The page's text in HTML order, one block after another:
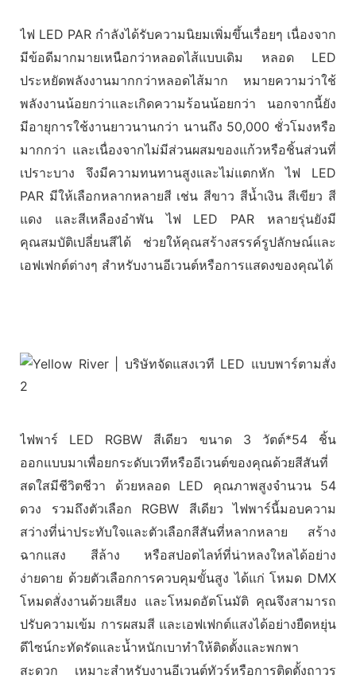
ไฟ LED PAR กำลังได้รับความนิยมเพิ่มขึ้นเรื่อยๆ เนื่องจาก
มีข้อดีมากมายเหนือกว่าหลอดไส้แบบเดิม หลอด LED
ประหยัดพลังงานมากกว่าหลอดไส้มาก หมายความว่าใช้
พลังงานน้อยกว่าและเกิดความร้อนน้อยกว่า นอกจากนี้ยัง
มีอายุการใช้งานยาวนานกว่า นานถึง 50,000 ชั่วโมงหรือ
มากกว่า และเนื่องจากไม่มีส่วนผสมของแก้วหรือชิ้นส่วนที่
เปราะบาง จึงมีความทนทานสูงและไม่แตกหัก ไฟ LED
PAR มีให้เลือกหลากหลายสี เช่น สีขาว สีน้ำเงิน สีเขียว สี
แดง และสีเหลืองอำพัน ไฟ LED PAR หลายรุ่นยังมี
คุณสมบัติเปลี่ยนสีได้ ช่วยให้คุณสร้างสรรค์รูปลักษณ์และ
เอฟเฟกต์ต่างๆ สำหรับงานอีเวนต์หรือการแสดงของคุณได้
ไฟพาร์ LED RGBW สีเดียว ขนาด 3 วัตต์*54 ชิ้น
ออกแบบมาเพื่อยกระดับเวทีหรืออีเวนต์ของคุณด้วยสีสันที่
สดใสมีชีวิตชีวา ด้วยหลอด LED คุณภาพสูงจำนวน 54
ดวง รวมถึงตัวเลือก RGBW สีเดียว ไฟพาร์นี้มอบความ
สว่างที่น่าประทับใจและตัวเลือกสีสันที่หลากหลาย สร้าง
ฉากแสง สีล้าง หรือสปอตไลท์ที่น่าหลงใหลได้อย่าง
ง่ายดาย ด้วยตัวเลือกการควบคุมขั้นสูง ได้แก่ โหมด DMX
โหมดสั่งงานด้วยเสียง และโหมดอัตโนมัติ คุณจึงสามารถ
ปรับความเข้ม การผสมสี และเอฟเฟกต์แสงได้อย่างยืดหยุ่น
ดีไซน์กะทัดรัดและน้ำหนักเบาทำให้ติดตั้งและพกพา
สะดวก เหมาะสำหรับงานอีเวนต์ทัวร์หรือการติดตั้งถาวร